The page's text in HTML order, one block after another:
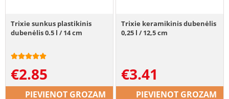
Trixie sunkus plastikinis
dubenėlis 0.5 l / 14 cm
€2.85
PIEVIENOT GROZAM
Trixie keramikinis dubenėlis
0,25 l / 12,5 cm
€3.41
PIEVIENOT GROZAM